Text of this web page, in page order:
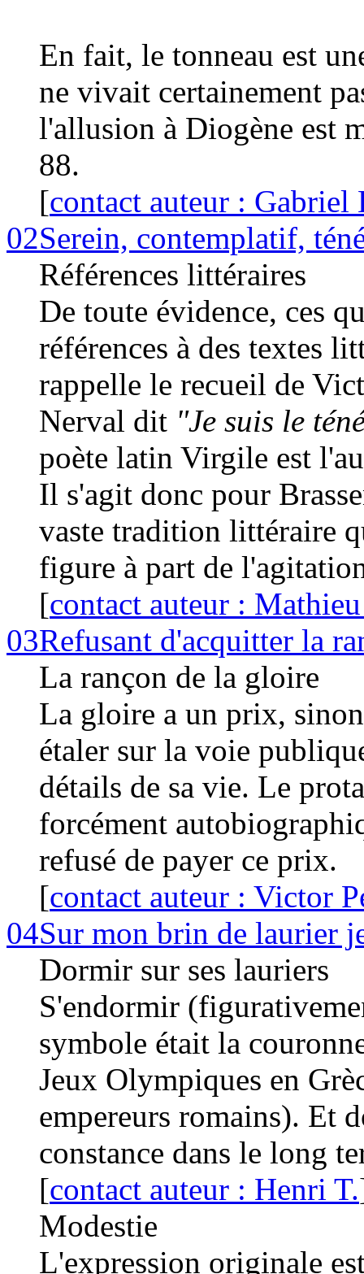
En fait, le tonneau est
ne vivait certainement
l'allusion à Diogène est
88.
[contact auteur : Gabriel
02Serein, contemplatif,
Références littéraires
De toute évidence, ces
références à des textes
rappelle le recueil de
Nerval dit "Je suis le
poète latin Virgile est
Il s'agit donc pour
vaste tradition littéraire
figure à part de
[contact auteur :
03Refusant d'acquitter la
La rançon de la gloire
La gloire a un prix,
étaler sur la voie
détails de sa vie. Le
forcément
refusé de payer ce prix.
[contact auteur : Victor
04Sur mon brin de laurier
Dormir sur ses lauriers
S'endormir
symbole était la
Jeux Olympiques en
empereurs romains). Et
constance dans le long
[contact auteur : Henri T.
Modestie
L'expression originale